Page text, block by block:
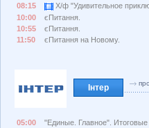
08:15
Х/ф "Удивительное
10:00
єПитання.
10:55
єПитання.
11:50
єПитання на Новому.
Інтер
05:00
"Единые. Главное". Итоговые